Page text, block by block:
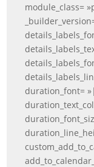
module_class=